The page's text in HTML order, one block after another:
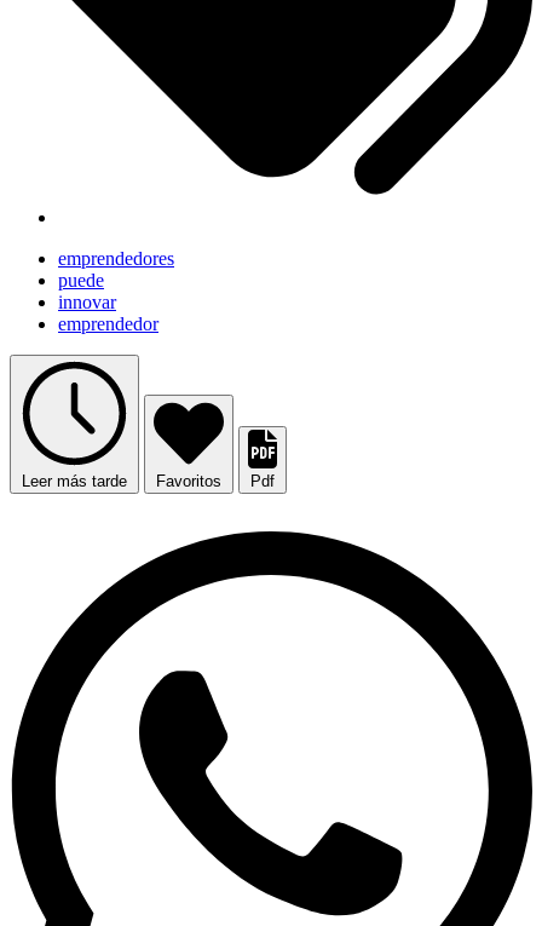
emprendedores
puede
innovar
emprendedor
Leer más tarde Favoritos Pdf